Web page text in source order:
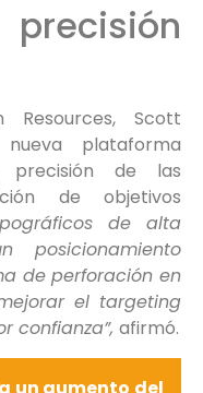
Resources, Scott
plataforma
precisión de las
de objetivos
de alta
posicionamiento
de perforación en
el targeting
confianza”, afirmó.
un aumento del